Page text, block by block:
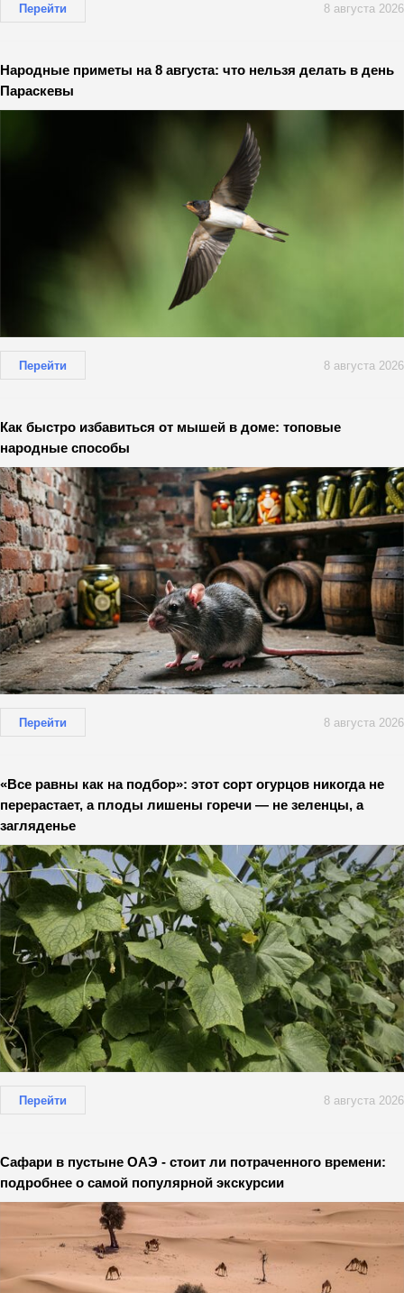
Перейти 8 августа 2026
Народные приметы на 8 августа: что нельзя делать в день
Параскевы
Перейти 8 августа 2026
Как быстро избавиться от мышей в доме: топовые
народные способы
Перейти 8 августа 2026
«Все равны как на подбор»: этот сорт огурцов никогда не
перерастает, а плоды лишены горечи — не зеленцы, а
загляденье
Перейти 8 августа 2026
Сафари в пустыне ОАЭ - стоит ли потраченного времени:
подробнее о самой популярной экскурсии